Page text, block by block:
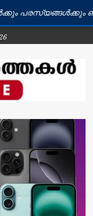
പരസ്യങ്ങൾക്കും